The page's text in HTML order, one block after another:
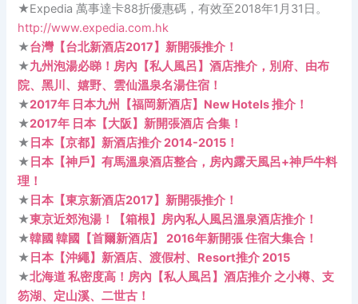
★Expedia 萬事達卡88折優惠碼，有效至2018年1月31日。
http://www.expedia.com.hk
★台灣【台北新酒店2017】新開張推介！
★九州泡湯必睇！房內【私人風呂】酒店推介，別府、由布
院、黑川、嬉野、雲仙溫泉名湯住宿！
★2017年 日本九州【福岡新酒店】New Hotels 推介！
★2017年 日本【大阪】新開張酒店 合集！
★ 日本【京都】新酒店推介 2014-2015！
★ 日本【神戶】有馬溫泉酒店整合，房內露天風呂+神戶牛料
理！
★ 日本【東京新酒店2017】新開張推介！
★東京近郊泡湯！【箱根】房內私人風呂溫泉酒店推介！
★韓國 韓國【首爾新酒店】 2016年新開張 住宿大集合！
★ 日本【沖繩】新酒店、渡假村、Resort推介 2015
★北海道 私密度高！房內【私人風呂】酒店推介 之小樽、支
笏湖、定山溪、二世古！